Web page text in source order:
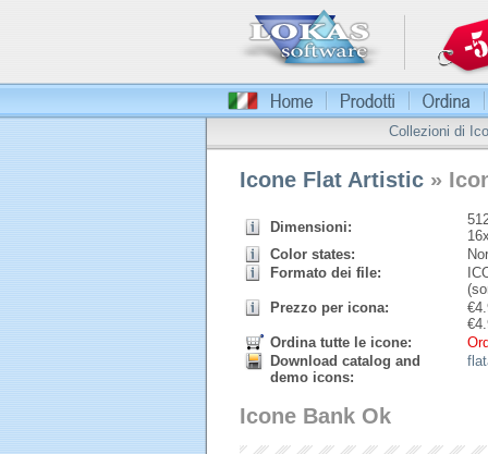
Collezioni di
Icone Flat Artistic »
Dimensioni:
Color states:
Formato dei file:
Prezzo per icona:
€
€
Ordina tutte le icone:
Download catalog and
demo icons:
Icone Bank Ok